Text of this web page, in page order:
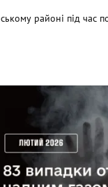
районі під час